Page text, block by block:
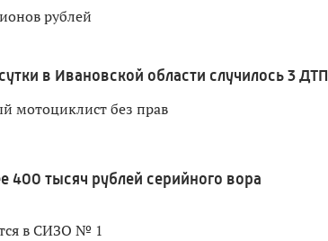
рублей
в Ивановской области случилось 3 ДТП
мотоциклист без прав
400 тысяч рублей серийного вора
в СИЗО № 1